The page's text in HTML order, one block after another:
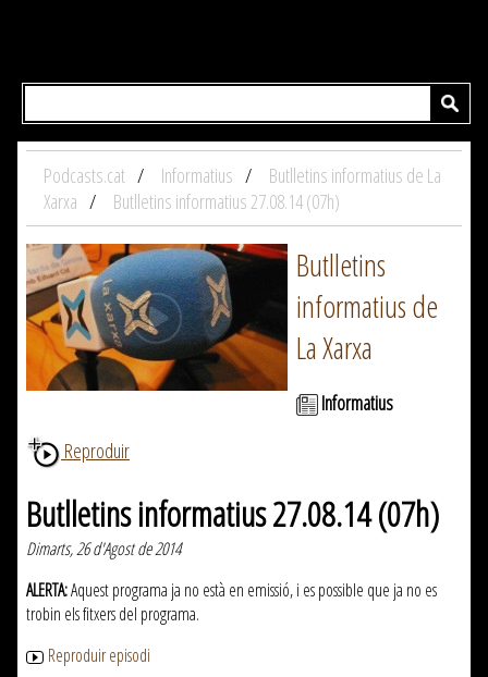
Podcasts.cat Informatius
Butlletins informatius de La
Xarxa
Butlletins informatius 27.08.14 (07h)
Butlletins
informatius de
La Xarxa
Informatius
Reproduir
Butlletins informatius 27.08.14 (07h)
Dimarts, 26 d'Agost de 2014
ALERTA:Aquest programa ja no està en emissió, i es possible que ja no es
trobin els fitxers del programa.
Reproduir episodi